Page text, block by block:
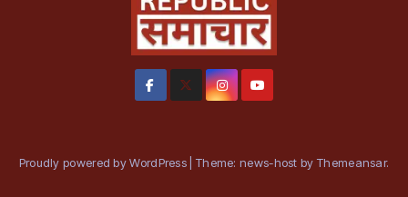
Proudly powered by WordPress Theme: news-host by Themeansar.